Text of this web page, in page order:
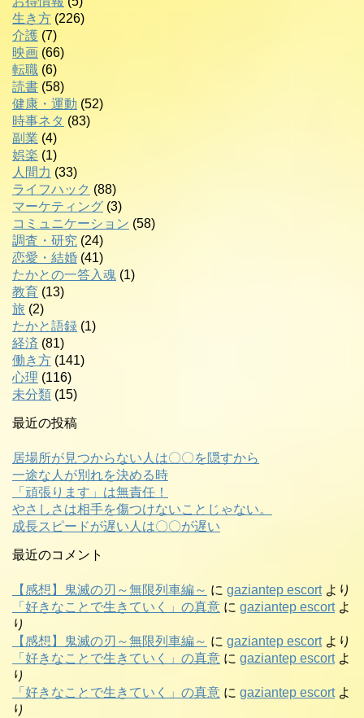
生き方 (226)
介護 (7)
映画 (66)
転職 (6)
読書 (58)
健康・運動 (52)
時事ネタ (83)
副業 (4)
娯楽 (1)
人間力 (33)
ライフハック (88)
マーケティング (3)
コミュニケーション (58)
調査・研究 (24)
恋愛・結婚 (41)
たかとの一答入魂 (1)
教育 (13)
旅 (2)
たかと語録 (1)
経済 (81)
働き方 (141)
心理 (116)
未分類 (15)
最近の投稿
居場所が見つからない人は〇〇を隠すから
一途な人が別れを決める時
「頑張ります」は無責任！
やさしさは相手を傷つけないことじゃない。
成長スピードが遅い人は〇〇が遅い
最近のコメント
【感想】鬼滅の刃～無限列車編～ に gaziantep escortより
「好きなことで生きていく」の真意 に gaziantep escortよ
り
【感想】鬼滅の刃～無限列車編～ に gaziantep escortより
「好きなことで生きていく」の真意 に gaziantep escortよ
り
「好きなことで生きていく」の真意 に gaziantep escortよ
り